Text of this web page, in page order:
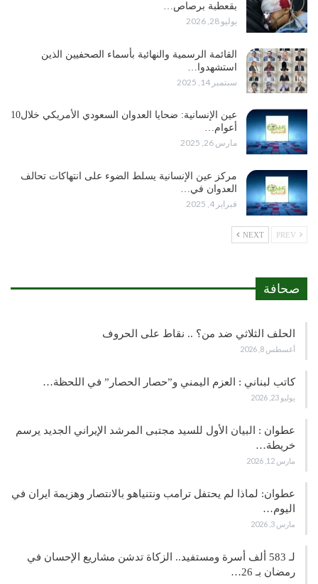
بقعطبة برصاص…
يوليو 28, 2026
القائمة الرسمية والنهائية بأسماء الصحفيين الذين
استشهدوا…
سبتمبر 14, 2025
عين الإنسانية: ضحايا العدوان السعودي الأمريكي خلال10
أعوام…
مارس 26, 2025
مركز عين الإنسانية يسلط الضوء على انتهاكات تحالف
العدوان في…
فبراير 4, 2025
NEXT
صحافة
الحلف الثلاثي ضد من؟ .. نقاط على الحروف
أغسطس 8, 2026
كاتب لبناني : العزم اليمني و”حصار الحصار” في اللحظة…
يوليو 23, 2026
عطوان : البيان الأول للسيد مجتبى المرشد الإيراني الجديد يرسم
خريطة…
مارس 12, 2026
عطوان: لماذا لم يحتفل ترامب ونتنياهو بالانتصار وهزيمة ايران في
اليوم…
مارس 3, 2026
لـ 583 ألف أسرة ومستفيد.. الزكاة تدشن مشاريع الإحسان في
رمضان بـ 26…